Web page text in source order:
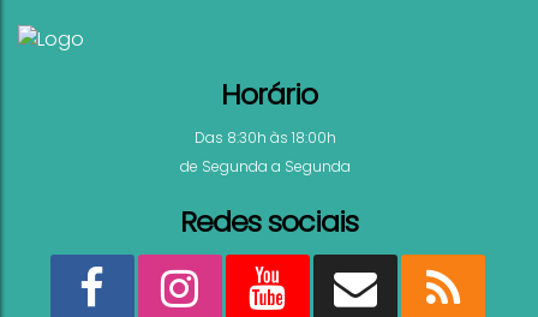
Horário
Das 8:30h às 18:00h
de Segunda a Segunda
Redes sociais